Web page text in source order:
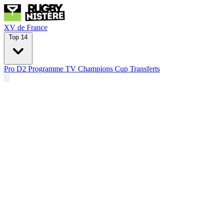
XV de France
Top 14
Pro D2 Programme TV Champions Cup Transferts